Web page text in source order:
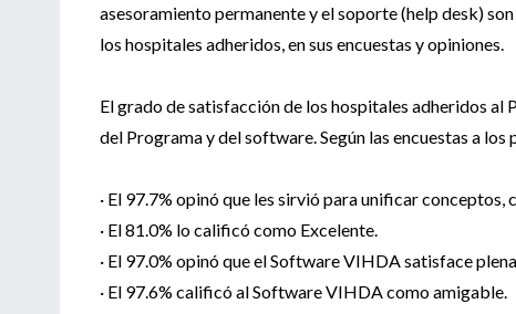
asesoramiento permanente y el soporte (help desk)
los hospitales adheridos, en sus encuestas y opiniones.
El grado de satisfacción de los hospitales adheridos
del Programa y del software. Según las encuestas a los
· El 97.7% opinó que les sirvió para unificar conceptos,
· El 81.0% lo calificó como Excelente.
· El 97.0% opinó que el Software VIHDA satisface
· El 97.6% calificó al Software VIHDA como amigable.